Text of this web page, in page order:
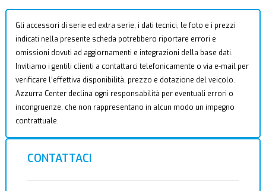
Gli accessori di serie ed extra serie, i dati tecnici, le foto e i prezzi
indicati nella presente scheda potrebbero riportare errori e
omissioni dovuti ad aggiornamenti e integrazioni della base dati.
Invitiamo i gentili clienti a contattarci telefonicamente o via e-mail per
verificare l’effettiva disponibilità, prezzo e dotazione del veicolo.
Azzurra Center declina ogni responsabilità per eventuali errori o
incongruenze, che non rappresentano in alcun modo un impegno
contrattuale.
CONTATTACI